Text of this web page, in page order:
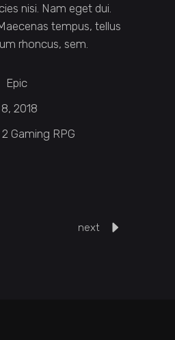
nisi. Nam eget dui.
tempus, tellus
rhoncus, sem.
Epic
2018
Gaming RPG
next